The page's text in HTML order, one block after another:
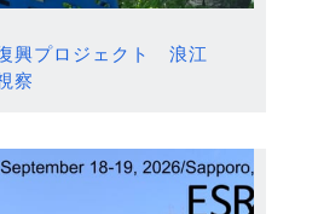
興プロジェクト 浪江
察